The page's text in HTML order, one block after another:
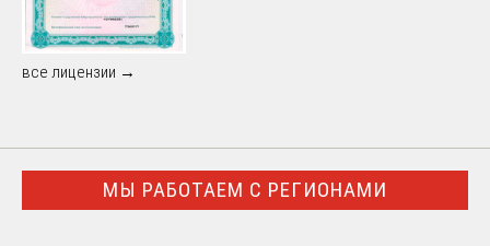
все лицензии →
МЫ РАБОТАЕМ С РЕГИОНАМИ